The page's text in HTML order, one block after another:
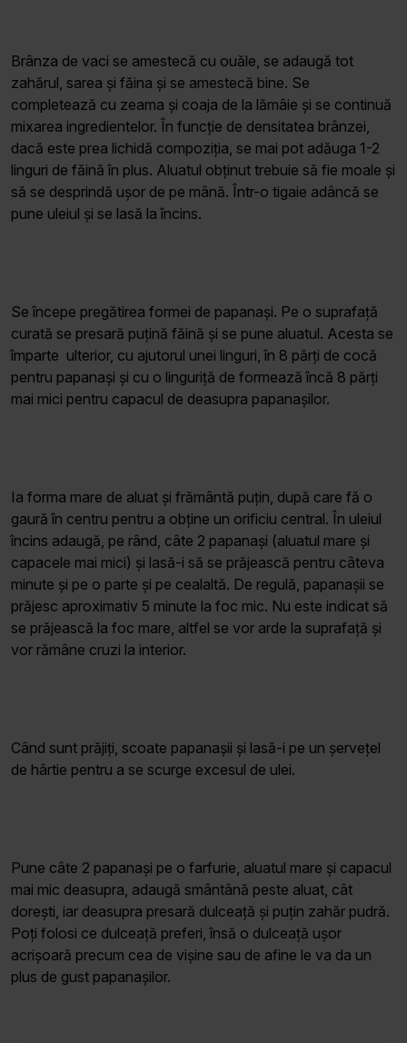
Brânza de vaci se amestecă cu ouăle, se adaugă tot
zahărul, sarea și făina și se amestecă bine. Se
completează cu zeama și coaja de la lămâie și se continuă
mixarea ingredientelor. În funcție de densitatea brânzei,
dacă este prea lichidă compoziția, se mai pot adăuga 1-2
linguri de făină în plus. Aluatul obținut trebuie să fie moale și
să se desprindă ușor de pe mână. Într-o tigaie adâncă se
pune uleiul și se lasă la încins.
Se începe pregătirea formei de papanași. Pe o suprafață
curată se presară puțină făină și se pune aluatul. Acesta se
împarte ulterior, cu ajutorul unei linguri, în 8 părți de cocă
pentru papanași și cu o linguriță de formează încă 8 părți
mai mici pentru capacul de deasupra papanașilor.
Ia forma mare de aluat și frământă puțin, după care fă o
gaură în centru pentru a obține un orificiu central. În uleiul
încins adaugă, pe rând, câte 2 papanași (aluatul mare și
capacele mai mici) și lasă-i să se prăjească pentru câteva
minute și pe o parte și pe cealaltă. De regulă, papanașii se
prăjesc aproximativ 5 minute la foc mic. Nu este indicat să
se prăjească la foc mare, altfel se vor arde la suprafață și
vor rămâne cruzi la interior.
Când sunt prăjiți, scoate papanașii și lasă-i pe un șervețel
de hârtie pentru a se scurge excesul de ulei.
Pune câte 2 papanași pe o farfurie, aluatul mare și capacul
mai mic deasupra, adaugă smântână peste aluat, cât
dorești, iar deasupra presară dulceață și puțin zahăr pudră.
Poți folosi ce dulceață preferi, însă o dulceață ușor
acrișoară precum cea de vișine sau de afine le va da un
plus de gust papanașilor.